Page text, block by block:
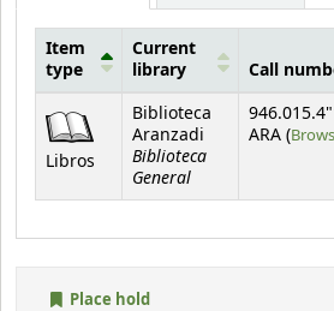
Item
type
Current
library
Call
Libros
Biblioteca
Aranzadi
Biblioteca
General
ARA (
Place hold